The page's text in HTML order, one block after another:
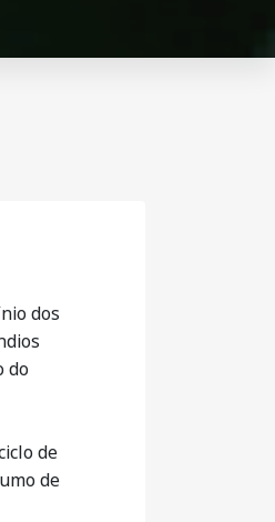
dos
do
de
de